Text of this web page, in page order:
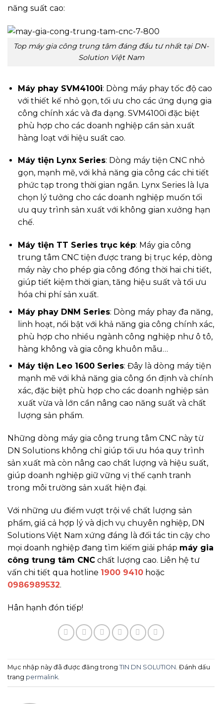
năng suất cao:
Top máy gia công trung tâm đáng đầu tư nhất tại DN-
Solution Việt Nam
Máy phay SVM4100i: Dòng máy phay tốc độ cao
với thiết kế nhỏ gọn, tối ưu cho các ứng dụng gia
công chính xác và đa dạng. SVM4100i đặc biệt
phù hợp cho các doanh nghiệp cần sản xuất
hàng loạt với hiệu suất cao.
Máy tiện Lynx Series: Dòng máy tiện CNC nhỏ
gọn, mạnh mẽ, với khả năng gia công các chi tiết
phức tạp trong thời gian ngắn. Lynx Series là lựa
chọn lý tưởng cho các doanh nghiệp muốn tối
ưu quy trình sản xuất với không gian xưởng hạn
chế.
Máy tiện TT Series trục kép: Máy gia công
trung tâm CNC tiện được trang bị trục kép, dòng
máy này cho phép gia công đồng thời hai chi tiết,
giúp tiết kiệm thời gian, tăng hiệu suất và tối ưu
hóa chi phí sản xuất.
Máy phay DNM Series: Dòng máy phay đa năng,
linh hoạt, nổi bật với khả năng gia công chính xác,
phù hợp cho nhiều ngành công nghiệp như ô tô,
hàng không và gia công khuôn mẫu…
Máy tiện Leo 1600 Series: Đây là dòng máy tiện
mạnh mẽ với khả năng gia công ổn định và chính
xác, đặc biệt phù hợp cho các doanh nghiệp sản
xuất vừa và lớn cần nâng cao năng suất và chất
lượng sản phẩm.
Những dòng máy gia công trung tâm CNC này từ
DN Solutions không chỉ giúp tối ưu hóa quy trình
sản xuất mà còn nâng cao chất lượng và hiệu suất,
giúp doanh nghiệp giữ vững vị thế cạnh tranh
trong môi trường sản xuất hiện đại.
Với những ưu điểm vượt trội về chất lượng sản
phẩm, giá cả hợp lý và dịch vụ chuyên nghiệp, DN
Solutions Việt Nam xứng đáng là đối tác tin cậy cho
mọi doanh nghiệp đang tìm kiếm giải pháp máy gia
công trung tâm CNC chất lượng cao. Liên hệ tư
vấn chi tiết qua hotline 1900 9410 hoặc
0986989532.
Hân hạnh đón tiếp!
Mục nhập này đã được đăng trong TIN DN SOLUTION. Đánh dấu
trang permalink.